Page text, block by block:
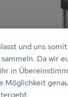
und uns somit
Da wir
in
Möglichkeit genau